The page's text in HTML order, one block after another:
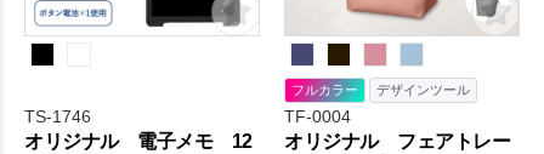
TS-1746
オリジナル 電子メモ 12
フルカラー デザインツール
TF-0004
オリジナル フェアトレー